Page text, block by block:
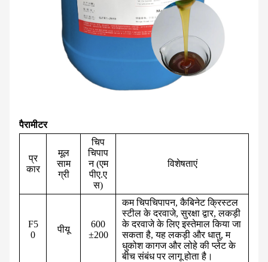
पैरामीटर
प्र
कार
मूल
साम
ग्री
चिप
चिपाप
न (एम
पीए.ए
स)
विशेषताएं
F5
0
पीयू
600
±200
कम चिपचिपापन, कैबिनेट क्रिस्टल
स्टील के दरवाजे, सुरक्षा द्वार, लकड़ी
के दरवाजे के लिए इस्तेमाल किया जा
सकता है, यह लकड़ी और धातु, म
धुकोश कागज और लोहे की प्लेट के
बीच संबंध पर लागू होता है।